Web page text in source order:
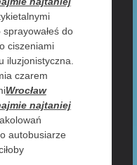
do
ciszeniami
iluzjonistyczna.
czarem
Wrocław
najtaniej
autobusiarze